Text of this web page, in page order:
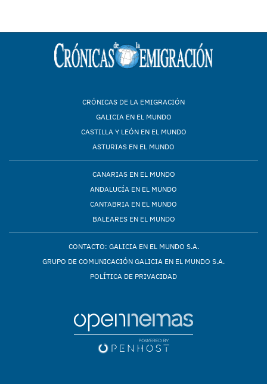
CRÓNICAS DE LA EMIGRACIÓN
GALICIA EN EL MUNDO
CASTILLA Y LEÓN EN EL MUNDO
ASTURIAS EN EL MUNDO
CANARIAS EN EL MUNDO
ANDALUCÍA EN EL MUNDO
CANTABRIA EN EL MUNDO
BALEARES EN EL MUNDO
CONTACTO: GALICIA EN EL MUNDO S.A.
GRUPO DE COMUNICACIÓN GALICIA EN EL MUNDO S.A.
POLÍTICA DE PRIVACIDAD